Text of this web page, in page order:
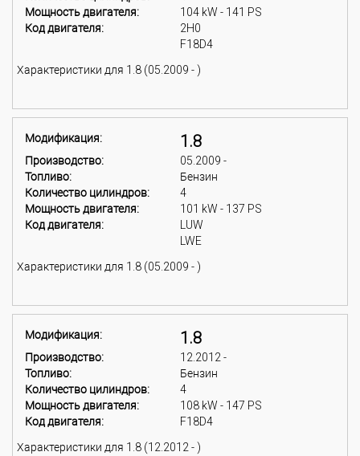
Мощность двигателя:
104 kW - 141 PS
Код двигателя:
2H0
F18D4
Характеристики для 1.8 (05.2009 - )
Модификация: 1.8
Производство:
05.2009 -
Топливо:
Бензин
Количество цилиндров:
4
Мощность двигателя:
101 kW - 137 PS
Код двигателя:
LUW
LWE
Характеристики для 1.8 (05.2009 - )
Модификация: 1.8
Производство:
12.2012 -
Топливо:
Бензин
Количество цилиндров:
4
Мощность двигателя:
108 kW - 147 PS
Код двигателя:
F18D4
Характеристики для 1.8 (12.2012 - )